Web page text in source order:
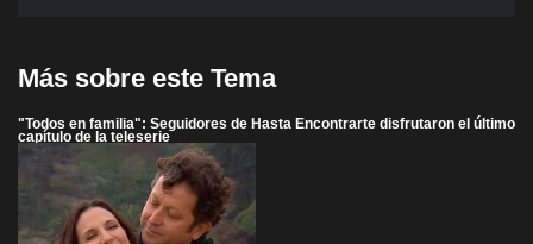
Más sobre este Tema
"Todos en familia": Seguidores de Hasta Encontrarte disfrutaron el último
capítulo de la teleserie